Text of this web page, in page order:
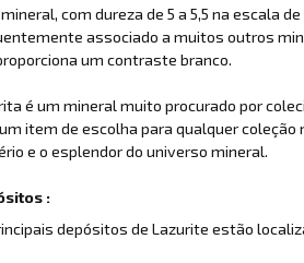
com dureza de 5 a 5,5 na escala
associado a muitos outros
um contraste branco.
é um mineral muito procurado por
item de escolha para qualquer
e o esplendor do universo mineral.
:
depósitos de Lazurite estão